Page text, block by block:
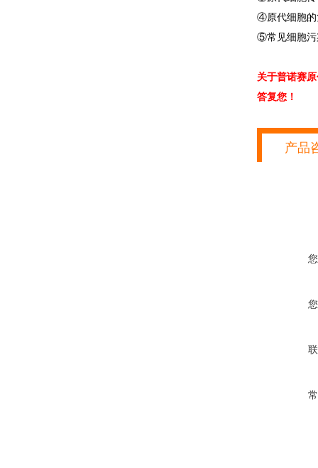
④原代细胞的
⑤常见细胞污
关于普诺赛
答复您！
产品